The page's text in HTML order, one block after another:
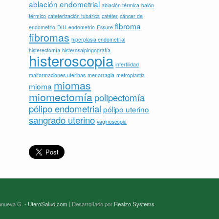
ablación endometrial ablación térmica balón
térmico cateterización tubárica catéter cáncer de
endometrio DIU endometrio Essure fibroma
fibromas hiperplasia endometrial
histerectomía histerosalpingografía
histeroscopia infertilidad
malformaciones uterinas menorragia metroplastia
mioma miomas
miomectomíapolipectomía
pólipo endometrial pólipo uterino
sangrado uterino vaginoscopia
G. - UteroSalud.com | Desarrollado por Realzo Systems